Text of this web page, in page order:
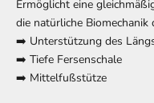
Ermöglicht eine
die natürliche Biomechanik
➡️ Unterstützung des
➡️ Tiefe Fersenschale
➡️ Mittelfußstütze